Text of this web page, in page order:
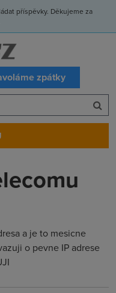
příspěvky. Děkujeme za
zpátky
a je to mesicne
o pevne IP adrese